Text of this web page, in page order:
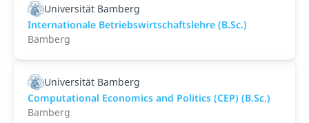
Universität Bamberg
Internationale Betriebswirtschaftslehre (B.Sc.)
Bamberg
Universität Bamberg
Computational Economics and Politics (CEP) (B.Sc.)
Bamberg